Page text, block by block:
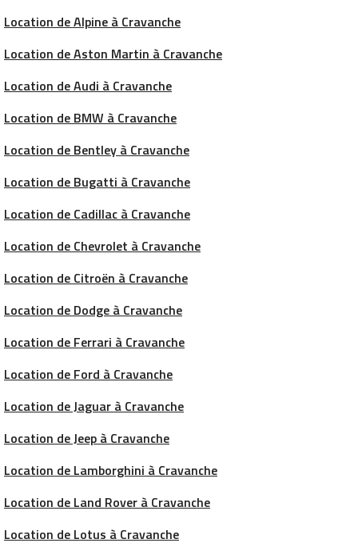
Location de Alpine à Cravanche
Location de Aston Martin à Cravanche
Location de Audi à Cravanche
Location de BMW à Cravanche
Location de Bentley à Cravanche
Location de Bugatti à Cravanche
Location de Cadillac à Cravanche
Location de Chevrolet à Cravanche
Location de Citroën à Cravanche
Location de Dodge à Cravanche
Location de Ferrari à Cravanche
Location de Ford à Cravanche
Location de Jaguar à Cravanche
Location de Jeep à Cravanche
Location de Lamborghini à Cravanche
Location de Land Rover à Cravanche
Location de Lotus à Cravanche